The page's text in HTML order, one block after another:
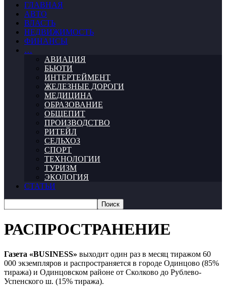
ГЛАВНАЯ
АВТО
ВЛАСТЬ
НЕДВИЖИМОСТЬ
ФИНАНСЫ
…
АВИАЦИЯ
БЬЮТИ
ИНТЕРТЕЙМЕНТ
ЖЕЛЕЗНЫЕ ДОРОГИ
МЕДИЦИНА
ОБРАЗОВАНИЕ
ОБЩЕПИТ
ПРОИЗВОДСТВО
РИТЕЙЛ
СЕЛЬХОЗ
СПОРТ
ТЕХНОЛОГИИ
ТУРИЗМ
ЭКОЛОГИЯ
СТАТЬИ
РАСПРОСТРАНЕНИЕ
Газета «BUSINESS» выходит один раз в месяц тиражом 60
000 экземпляров и распространяется в городе Одинцово (85%
тиража) и Одинцовском районе от Сколково до Рублево-
Успенского ш. (15% тиража).